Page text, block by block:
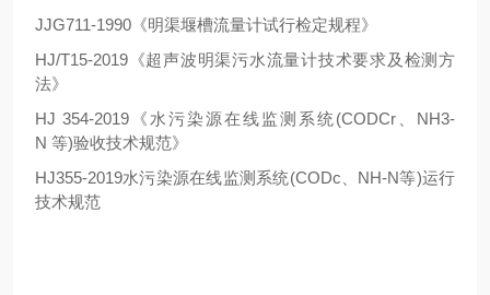
JJG711-1990《明渠堰槽流量计试行检定规程》
HJ/T15-2019《超声波明渠污水流量计技术要求及检测方
法》
HJ 354-2019《水污染源在线监测系统(CODCr、NH3-
N 等)验收技术规范》
HJ355-2019水污染源在线监测系统(CODc、NH-N等)运行
技术规范